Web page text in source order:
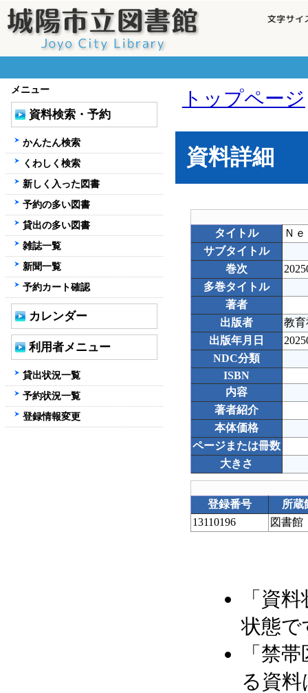
トップページ
資料詳細
タイトル
Ｎ
サブタイトル
巻次
多巻タイトル
著者
出版者
教育
出版年月日
NDC分類
ISBN
内容
著者紹介
本体価格
ページまたは冊数
大きさ
登録番号
所蔵
13110196
図書館
「資
状態で
「禁
る資
メニュー
資料検索・予約
かんたん検索
くわしく検索
新しく入った図書
予約の多い図書
貸出の多い図書
雑誌一覧
新聞一覧
予約カート確認
カレンダー
利用者メニュー
貸出状況一覧
予約状況一覧
登録情報変更